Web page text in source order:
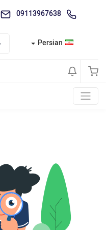
09113967638
Persian